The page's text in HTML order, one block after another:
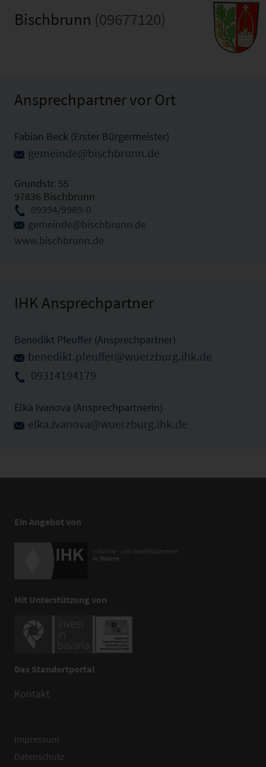
Bischbrunn (09677120)
Ansprechpartner vor Ort
Fabian Beck (Erster Bürgermeister)
gemeinde@bischbrunn.de
Grundstr. 55
97836 Bischbrunn
09394/9989-0
gemeinde@bischbrunn.de
www.bischbrunn.de
IHK Ansprechpartner
Benedikt Pfeuffer (Ansprechpartner)
benedikt.pfeuffer@wuerzburg.ihk.de
09314194179
Elka Ivanova (Ansprechpartnerin)
elka.ivanova@wuerzburg.ihk.de
Ein Angebot von
Mit Unterstützung von
Das Standortportal
Kontakt
Impressum
Datenschutz